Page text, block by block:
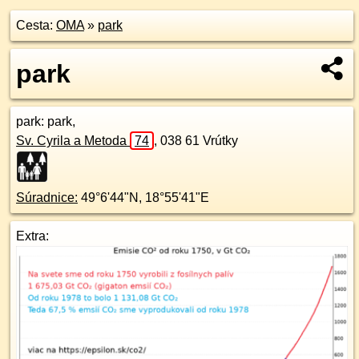
Cesta: OMA» park
park
park: park,
Sv. Cyrila a Metoda
74 , 038 61 Vrútky
Súradnice: 49°6'44"N , 18°55'41"E
Extra: